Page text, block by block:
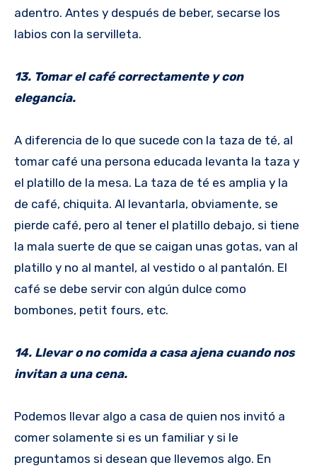
adentro. Antes y después de beber, secarse los
labios con la servilleta.
13. Tomar el café correctamente y con
elegancia.
A diferencia de lo que sucede con la taza de té, al
tomar café una persona educada levanta la taza y
el platillo de la mesa. La taza de té es amplia y la
de café, chiquita. Al levantarla, obviamente, se
pierde café, pero al tener el platillo debajo, si tiene
la mala suerte de que se caigan unas gotas, van al
platillo y no al mantel, al vestido o al pantalón. El
café se debe servir con algún dulce como
bombones, petit fours, etc.
14. Llevar o no comida a casa ajena cuando nos
invitan a una cena.
Podemos llevar algo a casa de quien nos invitó a
comer solamente si es un familiar y si le
preguntamos si desean que llevemos algo. En